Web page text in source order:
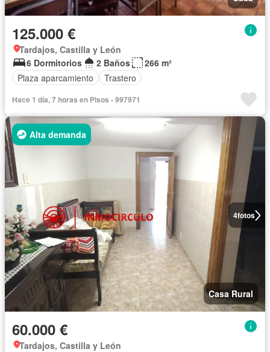
125.000 €
Tardajos, Castilla y León
6 Dormitorios
2 Baños
266 m²
Plaza aparcamiento
Trastero
Hace 1 día, 7 horas en Pisos - 997971
4fotos
Alta demanda
Casa Rural
60.000 €
Tardajos, Castilla y León